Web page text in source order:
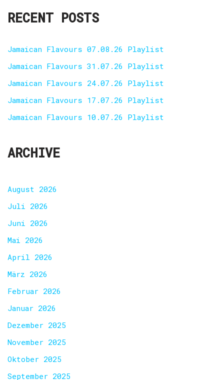
RECENT POSTS
Jamaican Flavours 07.08.26 Playlist
Jamaican Flavours 31.07.26 Playlist
Jamaican Flavours 24.07.26 Playlist
Jamaican Flavours 17.07.26 Playlist
Jamaican Flavours 10.07.26 Playlist
ARCHIVE
August 2026
Juli 2026
Juni 2026
Mai 2026
April 2026
März 2026
Februar 2026
Januar 2026
Dezember 2025
November 2025
Oktober 2025
September 2025